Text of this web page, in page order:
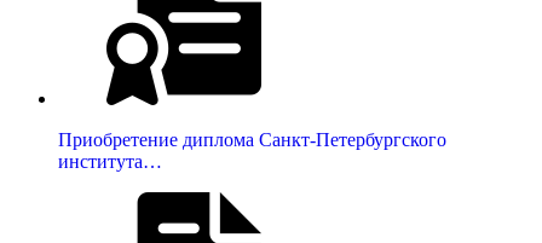
Приобретение диплома Санкт-Петербургского
института…